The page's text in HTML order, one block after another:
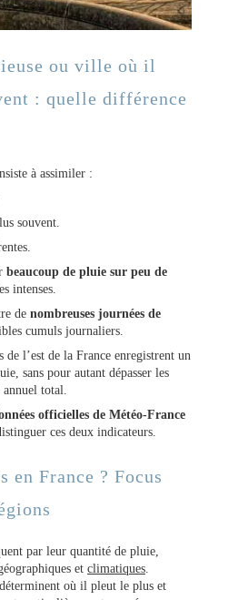
ou ville où il
: quelle différence
à assimiler :
souvent.
beaucoup de pluie sur peu de
intenses.
de nombreuses journées de
cumuls journaliers.
l’est de la France enregistrent un
sans pour autant dépasser les
total.
officielles de Météo-France
ces deux indicateurs.
France ? Focus
par leur quantité de pluie,
et climatiques
où il pleut le plus et